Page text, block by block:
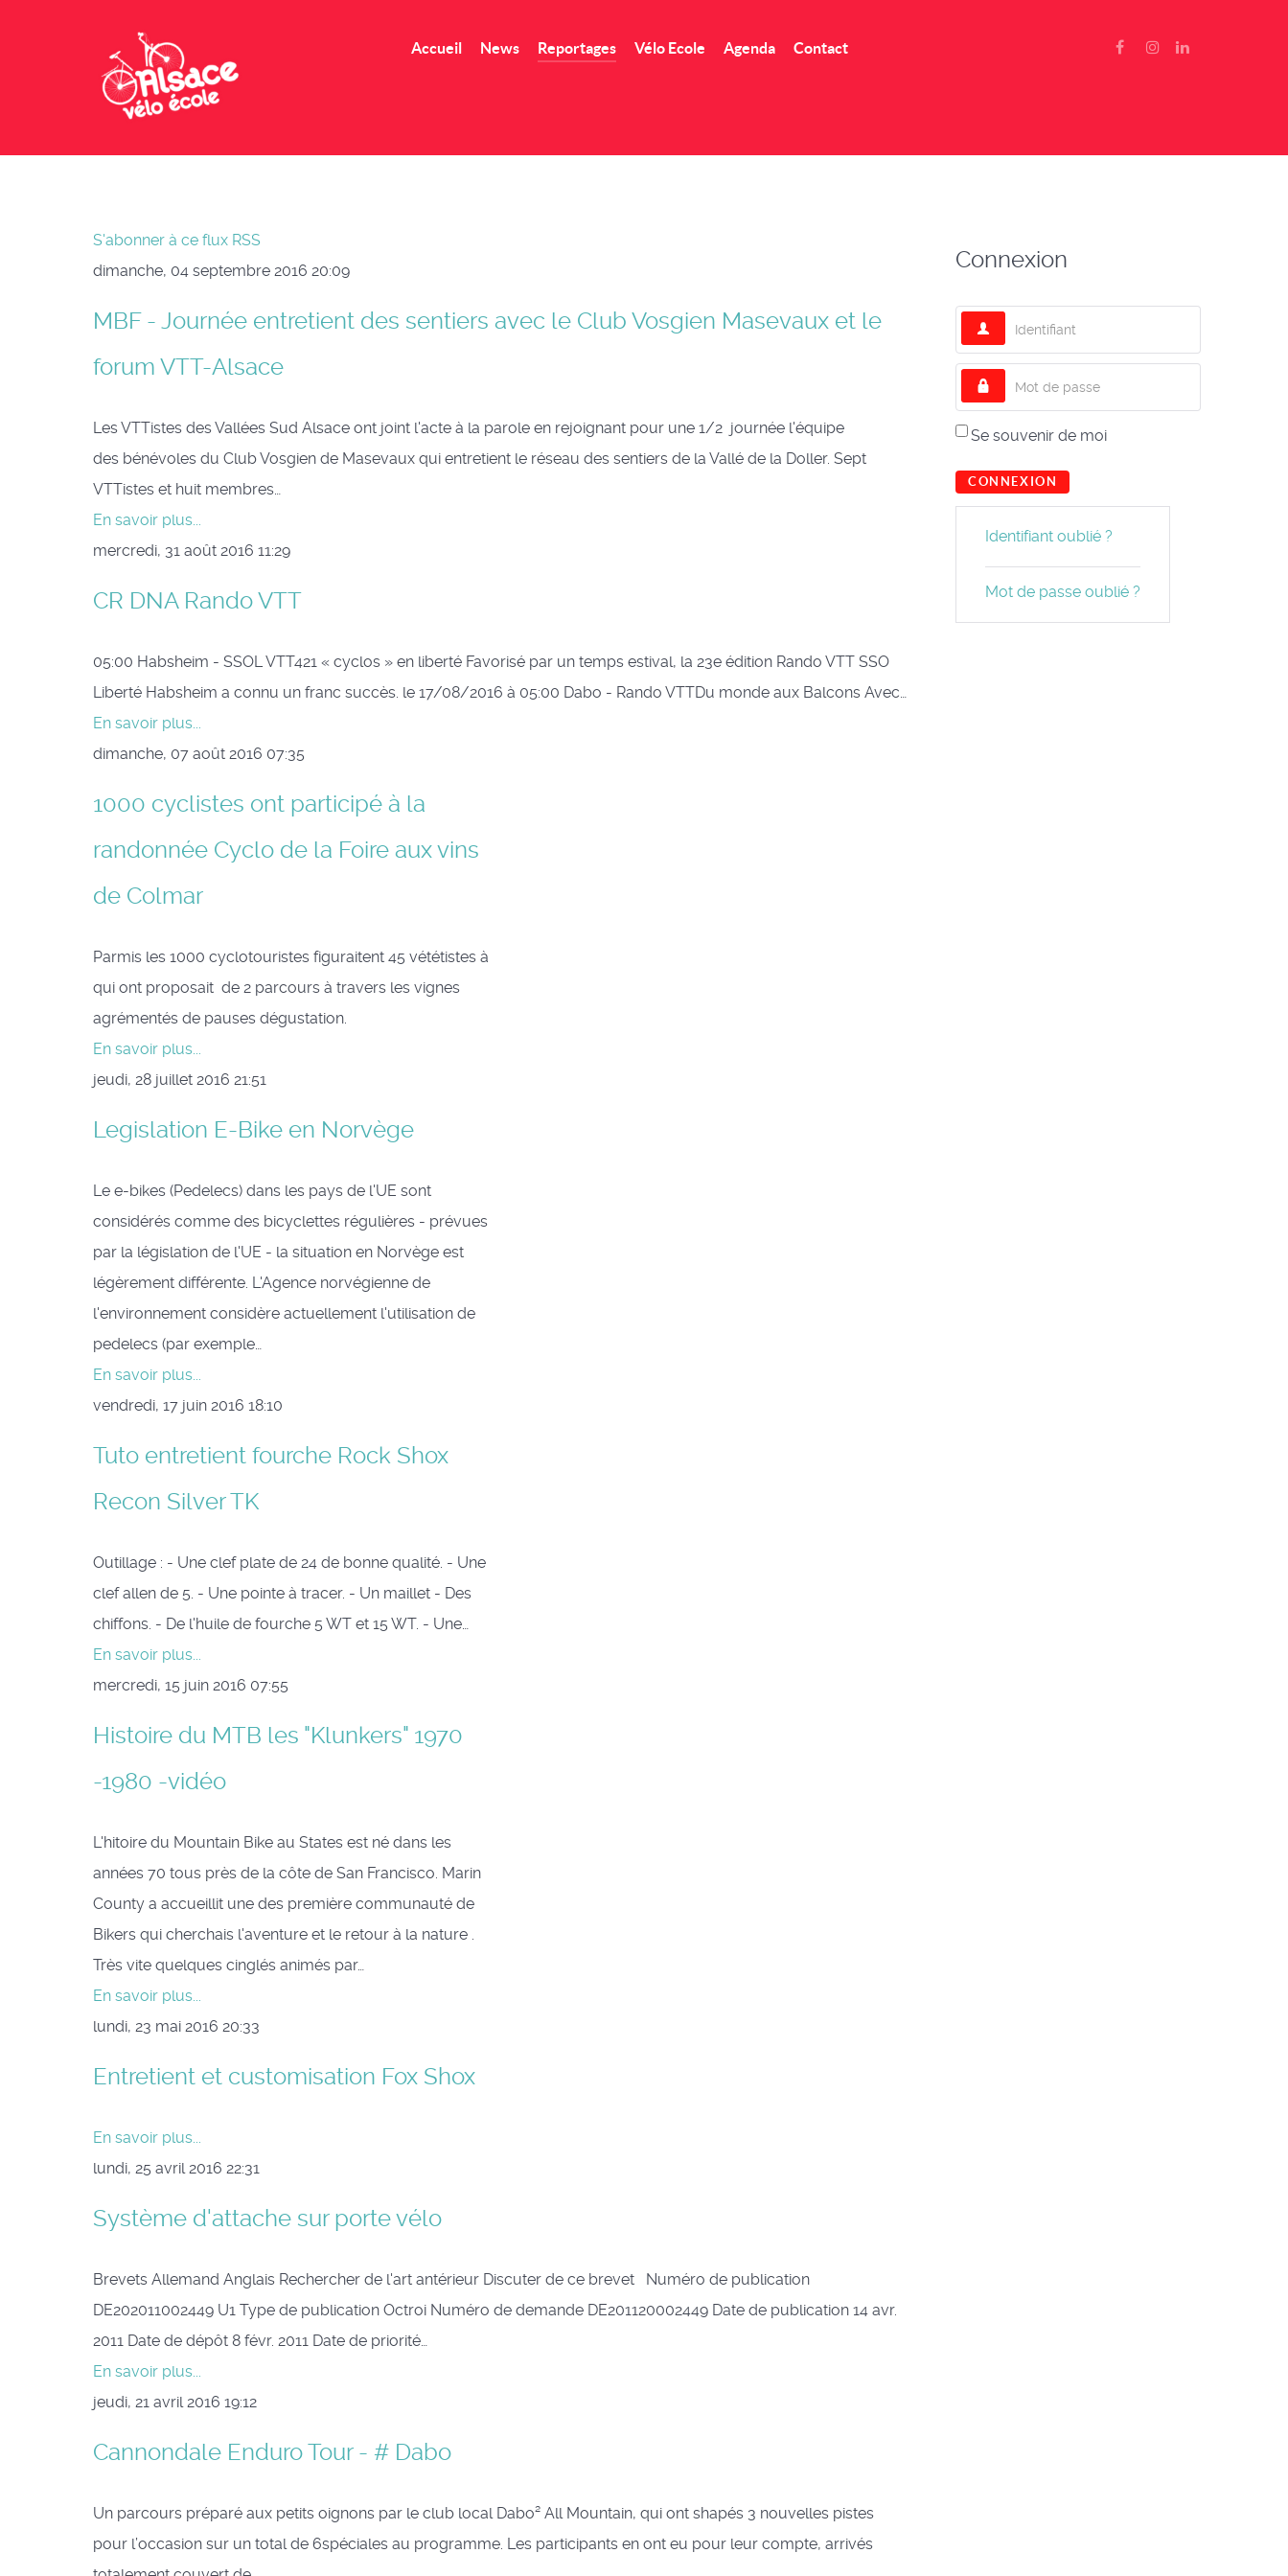
Accueil News Reportages Vélo Ecole Agenda Contact
S'abonner à ce flux RSS
dimanche, 04 septembre 2016 20:09
MBF - Journée entretient des sentiers avec le Club Vosgien Masevaux et le
forum VTT-Alsace
Les VTTistes des Vallées Sud Alsace ont joint l'acte à la parole en rejoignant pour une 1/2 journée l'équipe
des bénévoles du Club Vosgien de Masevaux qui entretient le réseau des sentiers de la Vallé de la Doller. Sept
VTTistes et huit membres…
En savoir plus...
mercredi, 31 août 2016 11:29
CR DNA Rando VTT
05:00 Habsheim - SSOL VTT421 « cyclos » en liberté Favorisé par un temps estival, la 23e édition Rando VTT SSO
Liberté Habsheim a connu un franc succès. le 17/08/2016 à 05:00 Dabo - Rando VTTDu monde aux Balcons Avec…
En savoir plus...
dimanche, 07 août 2016 07:35
1000 cyclistes ont participé à la
randonnée Cyclo de la Foire aux vins
de Colmar
Parmis les 1000 cyclotouristes figuraitent 45 vététistes à
qui ont proposait de 2 parcours à travers les vignes
agrémentés de pauses dégustation.
En savoir plus...
jeudi, 28 juillet 2016 21:51
Legislation E-Bike en Norvège
Le e-bikes (Pedelecs) dans les pays de l'UE sont
considérés comme des bicyclettes régulières - prévues
par la législation de l'UE - la situation en Norvège est
légèrement différente. L'Agence norvégienne de
l'environnement considère actuellement l'utilisation de
pedelecs (par exemple…
En savoir plus...
vendredi, 17 juin 2016 18:10
Tuto entretient fourche Rock Shox
Recon Silver TK
Outillage : - Une clef plate de 24 de bonne qualité. - Une
clef allen de 5. - Une pointe à tracer. - Un maillet - Des
chiffons. - De l'huile de fourche 5 WT et 15 WT. - Une…
En savoir plus...
mercredi, 15 juin 2016 07:55
Histoire du MTB les "Klunkers" 1970
-1980 -vidéo
L'hitoire du Mountain Bike au States est né dans les
années 70 tous près de la côte de San Francisco. Marin
County a accueillit une des première communauté de
Bikers qui cherchais l'aventure et le retour à la nature .
Très vite quelques cinglés animés par…
En savoir plus...
lundi, 23 mai 2016 20:33
Entretient et customisation Fox Shox
En savoir plus...
lundi, 25 avril 2016 22:31
Système d'attache sur porte vélo
Brevets Allemand Anglais Rechercher de l'art antérieur Discuter de ce brevet Numéro de publication
DE202011002449 U1 Type de publication Octroi Numéro de demande DE201120002449 Date de publication 14 avr.
2011 Date de dépôt 8 févr. 2011 Date de priorité…
En savoir plus...
jeudi, 21 avril 2016 19:12
Cannondale Enduro Tour - # Dabo
Un parcours préparé aux petits oignons par le club local Dabo² All Mountain, qui ont shapés 3 nouvelles pistes
pour l’occasion sur un total de 6spéciales au programme. Les participants en ont eu pour leur compte, arrivés
Connexion
Identifiant
Se souvenir de moi
CONNEXION
Identifiant oublié ?
Mot de passe oublié ?